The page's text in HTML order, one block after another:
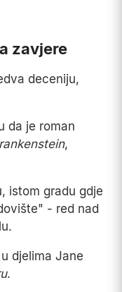
zavjere
deceniju,
da je roman
,
istom gradu gdje
- red nad
djelima Jane
.